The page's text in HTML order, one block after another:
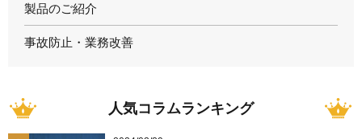
製品のご紹介
事故防止・業務改善
人気コラムランキング